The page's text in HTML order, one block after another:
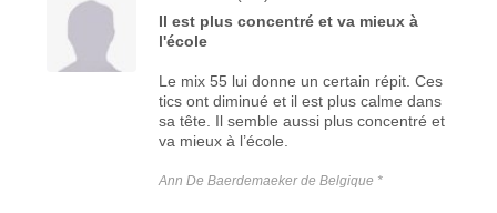
Il est plus concentré et va mieux à
l'école
Le mix 55 lui donne un certain répit. Ces
tics ont diminué et il est plus calme dans
sa tête. Il semble aussi plus concentré et
va mieux à l’école.
Ann De Baerdemaeker de Belgique *